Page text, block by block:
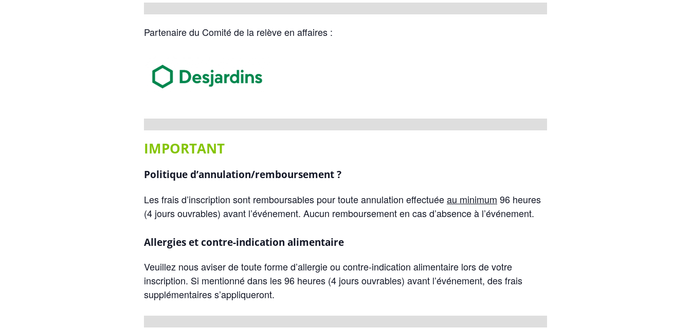
Partenaire du Comité de la relève en affaires :
IMPORTANT
Politique d’annulation/remboursement ?
Les frais d’inscription sont remboursables pour toute annulation effectuéeau minimum 96 heures
(4 jours ouvrables) avant l’événement. Aucun remboursement en cas d’absence à l’événement.
Allergies et contre-indication alimentaire
Veuillez nous aviser de toute forme d’allergie ou contre-indication alimentaire lors de votre
inscription. Si mentionné dans les 96 heures (4 jours ouvrables) avant l’événement, des frais
supplémentaires s’appliqueront.